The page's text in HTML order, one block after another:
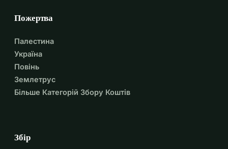
Пожертва
Палестина
Україна
Повінь
Землетрус
Більше Категорій Збору Коштів
Збір